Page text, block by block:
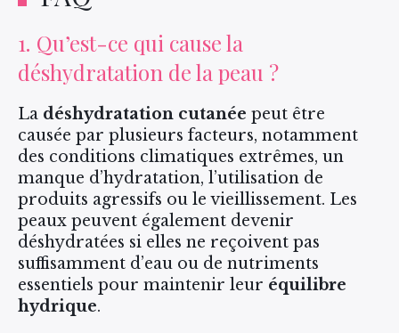
1. Qu’est-ce qui cause la
déshydratation de la peau ?
La déshydratation cutanée peut être
causée par plusieurs facteurs, notamment
des conditions climatiques extrêmes, un
manque d’hydratation, l’utilisation de
produits agressifs ou le vieillissement. Les
peaux peuvent également devenir
déshydratées si elles ne reçoivent pas
suffisamment d’eau ou de nutriments
essentiels pour maintenir leur équilibre
hydrique.